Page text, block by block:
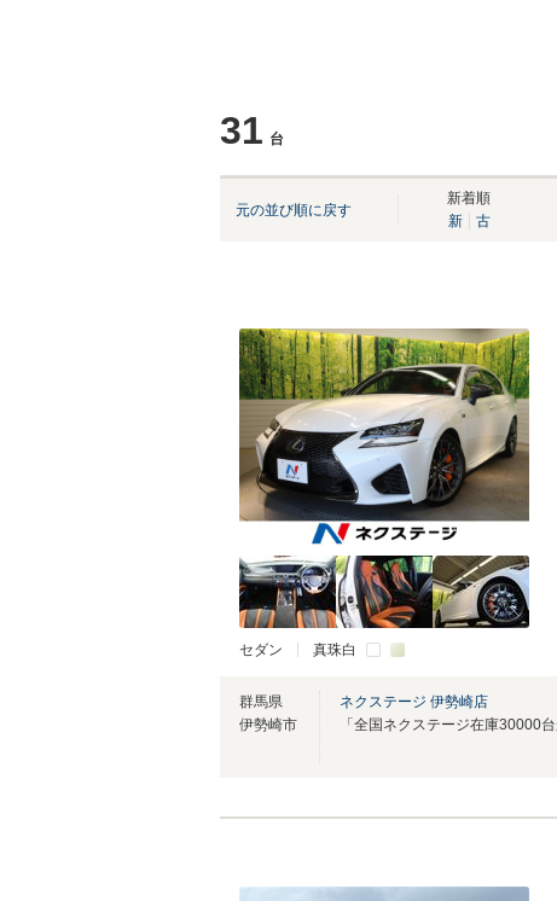
31 台
元の並び順に戻す
新着順
新
古
セダン 真珠白
群馬県
伊勢崎市
ネクステージ 伊勢崎店